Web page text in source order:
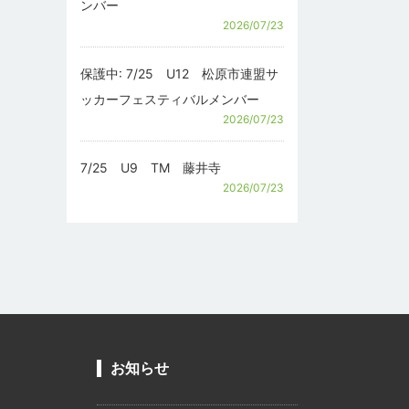
ンバー
2026/07/23
保護中: 7/25 U12 松原市連盟サ
ッカーフェスティバルメンバー
2026/07/23
7/25 U9 TM 藤井寺
2026/07/23
お知らせ